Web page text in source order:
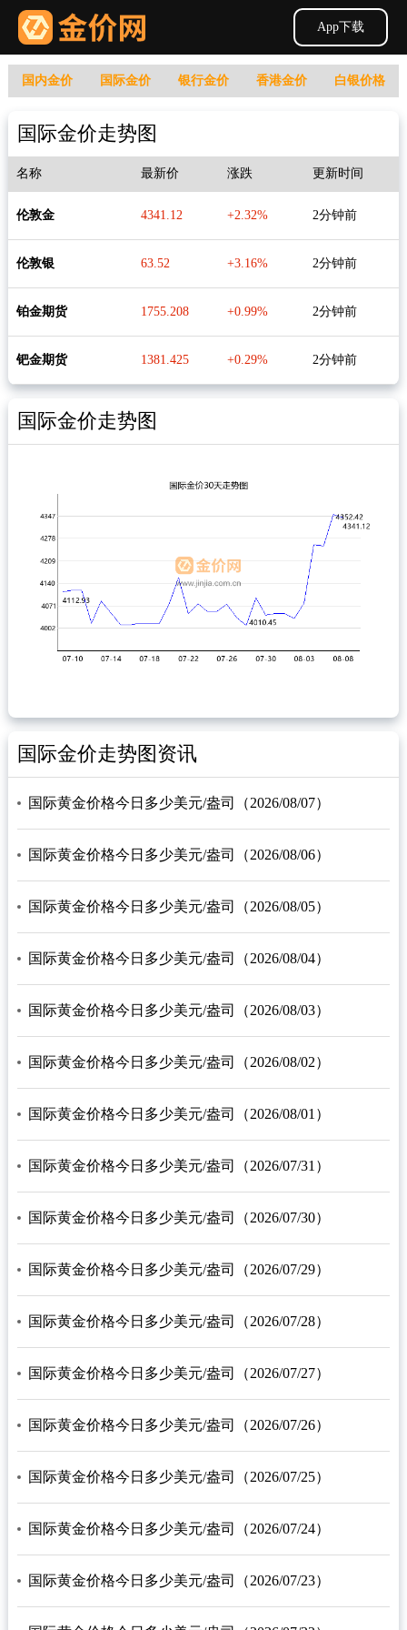
App下载
国内金价 国际金价 银行金价 香港金价 白银价格
国际金价走势图
名称 最新价 涨跌 更新时间
伦敦金 4341.12 +2.32% 2分钟前
伦敦银 63.52 +3.16% 2分钟前
铂金期货 1755.208 +0.99% 2分钟前
钯金期货 1381.425 +0.29% 2分钟前
国际金价走势图
国际金价走势图资讯
国际黄金价格今日多少美元/盎司（2026/08/07）
国际黄金价格今日多少美元/盎司（2026/08/06）
国际黄金价格今日多少美元/盎司（2026/08/05）
国际黄金价格今日多少美元/盎司（2026/08/04）
国际黄金价格今日多少美元/盎司（2026/08/03）
国际黄金价格今日多少美元/盎司（2026/08/02）
国际黄金价格今日多少美元/盎司（2026/08/01）
国际黄金价格今日多少美元/盎司（2026/07/31）
国际黄金价格今日多少美元/盎司（2026/07/30）
国际黄金价格今日多少美元/盎司（2026/07/29）
国际黄金价格今日多少美元/盎司（2026/07/28）
国际黄金价格今日多少美元/盎司（2026/07/27）
国际黄金价格今日多少美元/盎司（2026/07/26）
国际黄金价格今日多少美元/盎司（2026/07/25）
国际黄金价格今日多少美元/盎司（2026/07/24）
国际黄金价格今日多少美元/盎司（2026/07/23）